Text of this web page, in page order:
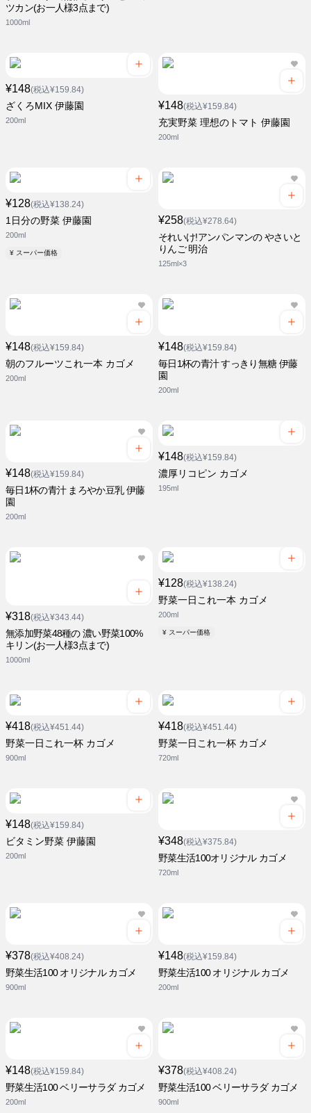
ツカン(お一人様3点まで)
1000ml
¥148(税込¥159.84)
ざくろMIX 伊藤園
200ml
¥148(税込¥159.84)
充実野菜 理想のトマト 伊藤園
200ml
¥128(税込¥138.24)
1日分の野菜 伊藤園
200ml
¥ スーパー価格
¥258(税込¥278.64)
それいけ!アンパンマンの やさいと
りんご 明治
125ml×3
¥148(税込¥159.84)
朝のフルーツこれ一本 カゴメ
200ml
¥148(税込¥159.84)
毎日1杯の青汁 すっきり無糖 伊藤
園
200ml
¥148(税込¥159.84)
毎日1杯の青汁 まろやか豆乳 伊藤
園
200ml
¥148(税込¥159.84)
濃厚リコピン カゴメ
195ml
¥318(税込¥343.44)
無添加野菜48種の 濃い野菜100%
キリン(お一人様3点まで)
1000ml
¥128(税込¥138.24)
野菜一日これ一本 カゴメ
200ml
¥ スーパー価格
¥418(税込¥451.44)
野菜一日これ一杯 カゴメ
900ml
¥418(税込¥451.44)
野菜一日これ一杯 カゴメ
720ml
¥148(税込¥159.84)
ビタミン野菜 伊藤園
200ml
¥348(税込¥375.84)
野菜生活100オリジナル カゴメ
720ml
¥378(税込¥408.24)
野菜生活100 オリジナル カゴメ
900ml
¥148(税込¥159.84)
野菜生活100 オリジナル カゴメ
200ml
¥148(税込¥159.84)
野菜生活100 ベリーサラダ カゴメ
200ml
¥378(税込¥408.24)
野菜生活100 ベリーサラダ カゴメ
900ml